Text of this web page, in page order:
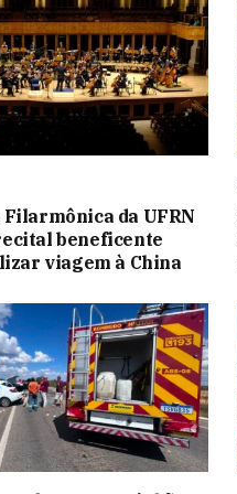
da UFRN
beneficente
viagem à China